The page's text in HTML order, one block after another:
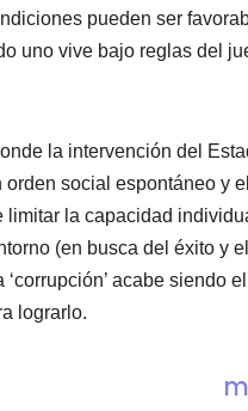
pueden ser
uno vive bajo reglas del
la intervención del
orden social espontáneo y
limitar la capacidad
(en busca del éxito y
‘corrupción’ acabe siendo
lograrlo.